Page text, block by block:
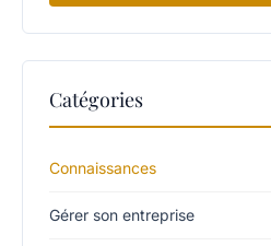
Catégories
Connaissances
Gérer son entreprise